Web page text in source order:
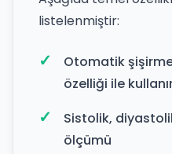
listelenmiştir:
Otomatik
özelliği ile
Sistolik,
ölçümü